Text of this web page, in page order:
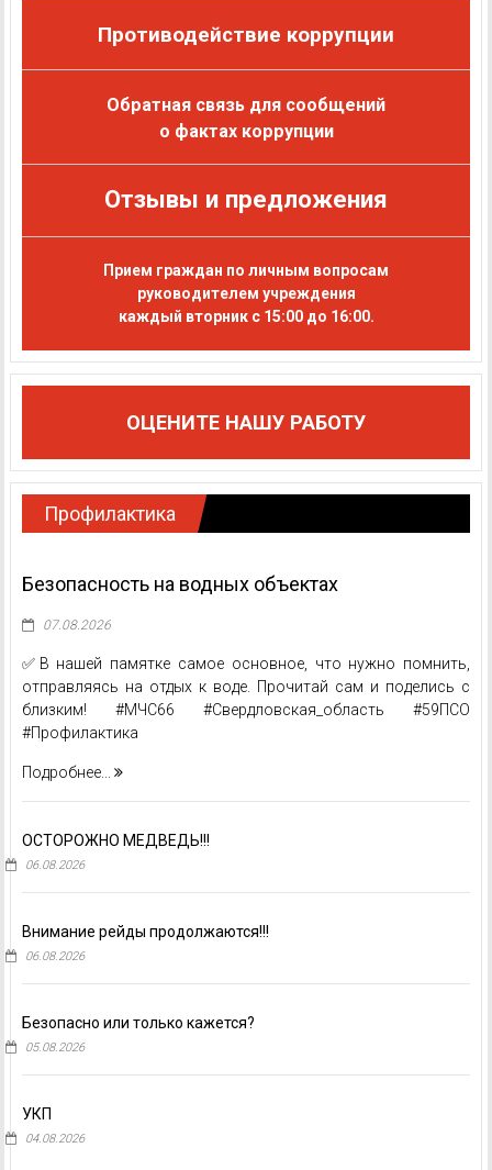
Противодействие коррупции
Обратная связь для сообщений
о фактах коррупции
Отзывы и предложения
Прием граждан по личным вопросам
руководителем учреждения
каждый вторник с 15:00 до 16:00.
ОЦЕНИТЕ НАШУ РАБОТУ
Профилактика
Безопасность на водных объектах
07.08.2026
✅В нашей памятке самое основное, что нужно помнить,
отправляясь на отдых к воде. Прочитай сам и поделись с
близким! #МЧС66 #Свердловская_область #59ПСО
#Профилактика
Подробнее...
ОСТОРОЖНО МЕДВЕДЬ!!!
06.08.2026
Внимание рейды продолжаются!!!
06.08.2026
Безопасно или только кажется?
05.08.2026
УКП
04.08.2026